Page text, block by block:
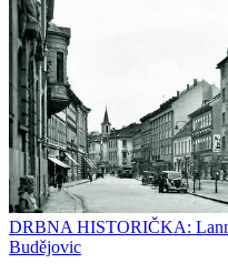
DRBNA HISTORIČKA:
Budějovic